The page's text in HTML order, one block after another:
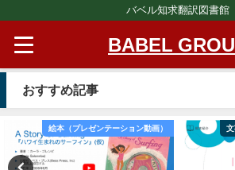
バベル知求翻訳図書館
BABEL
おすすめ記事
絵本（プレゼンテーション動画） 文